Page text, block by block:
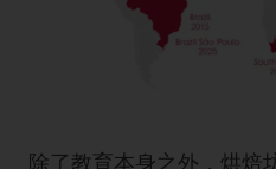
除了教育本身之外，烘焙